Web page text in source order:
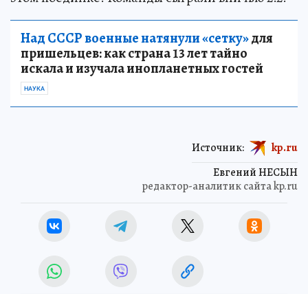
Над СССР военные натянули «сетку»для
пришельцев: как страна 13 лет тайно
искала и изучала инопланетных гостей
НАУКА
Евгений НЕСЫН
редактор-аналитик сайта kp.ru
Источник: kp.ru